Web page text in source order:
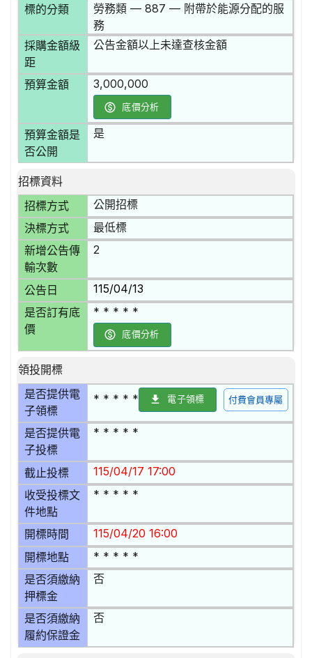
標的分類
勞務類 — 887 — 附帶於能源分配的服
務
採購金額級
距
公告金額以上未達查核金額
預算金額 3,000,000
底價分析
預算金額是
否公開
是
招標資料
招標方式
公開招標
決標方式 最低標
新增公告傳
輸次數
2
公告日 115/04/13
是否訂有底
價
* * * * *
底價分析
領投開標
是否提供電
子領標
* * * * * 電子領標 付費會員專屬
是否提供電
子投標
* * * * *
截止投標 115/04/17 17:00
收受投標文
件地點
* * * * *
開標時間 115/04/20 16:00
開標地點 * * * * *
是否須繳納
押標金
否
是否須繳納
履約保證金
否